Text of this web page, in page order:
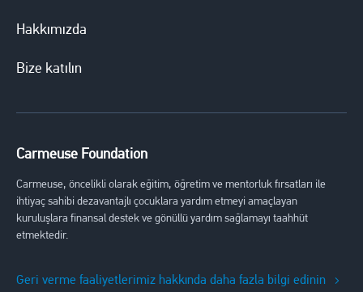
Hakkımızda
Bize katılın
Carmeuse Foundation
Carmeuse, öncelikli olarak eğitim, öğretim ve mentorluk fırsatları ile
ihtiyaç sahibi dezavantajlı çocuklara yardım etmeyi amaçlayan
kuruluşlara finansal destek ve gönüllü yardım sağlamayı taahhüt
etmektedir.
Geri verme faaliyetlerimiz hakkında daha fazla bilgi edinin